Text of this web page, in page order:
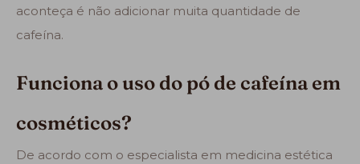
aconteça é não adicionar muita quantidade de
cafeína.
Funciona o uso do pó de cafeína em
cosméticos?
De acordo com o especialista em medicina estética